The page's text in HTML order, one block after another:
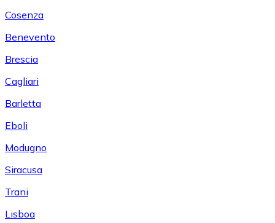
Cosenza
Benevento
Brescia
Cagliari
Barletta
Eboli
Modugno
Siracusa
Trani
Lisboa